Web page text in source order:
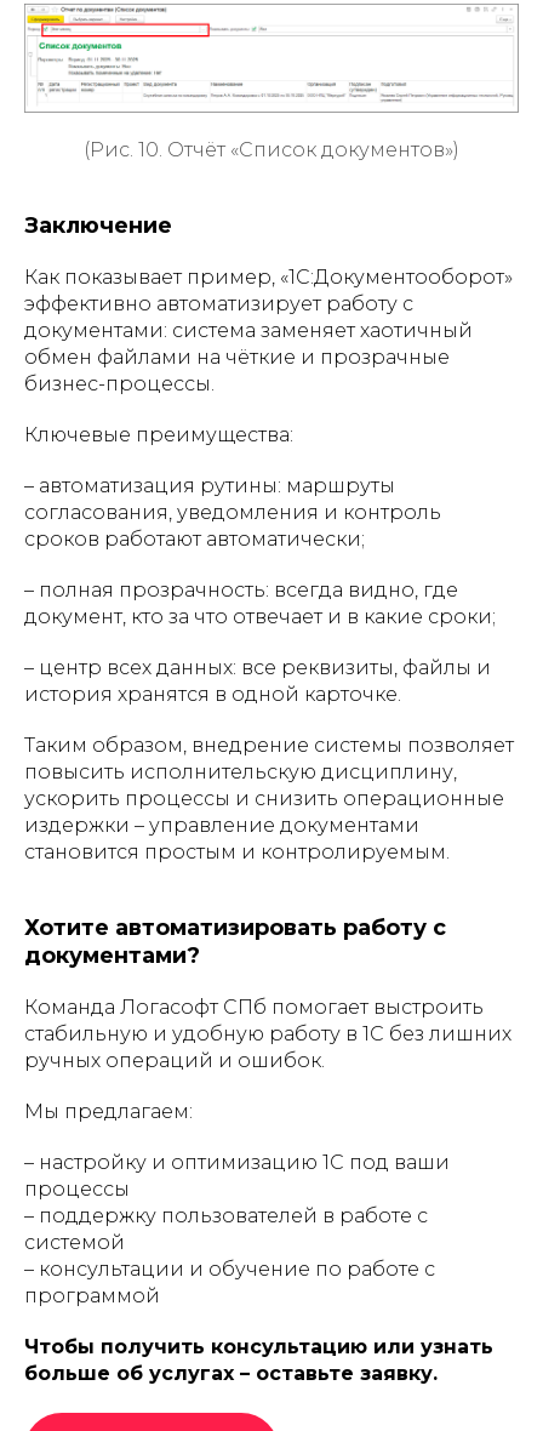
(Рис. 10. Отчёт «Список документов»)
Заключение
Как показывает пример, «1С:Документооборот»
эффективно автоматизирует работу с
документами: система заменяет хаотичный
обмен файлами на чёткие и прозрачные
бизнес-процессы.
Ключевые преимущества:
– автоматизация рутины: маршруты
согласования, уведомления и контроль
сроков работают автоматически;
– полная прозрачность: всегда видно, где
документ, кто за что отвечает и в какие сроки;
– центр всех данных: все реквизиты, файлы и
история хранятся в одной карточке.
Таким образом, внедрение системы позволяет
повысить исполнительскую дисциплину,
ускорить процессы и снизить операционные
издержки – управление документами
становится простым и контролируемым.
Хотите автоматизировать работу с
документами?
Команда Логасофт СПб помогает выстроить
стабильную и удобную работу в 1С без лишних
ручных операций и ошибок.
Мы предлагаем:
– настройку и оптимизацию 1С под ваши
процессы
– поддержку пользователей в работе с
системой
– консультации и обучение по работе с
программой
Чтобы получить консультацию или узнать
больше об услугах – оставьте заявку.